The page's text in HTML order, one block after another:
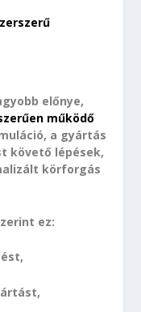
előnye,
működő
a gyártás
követő lépések,
körforgás
ez: